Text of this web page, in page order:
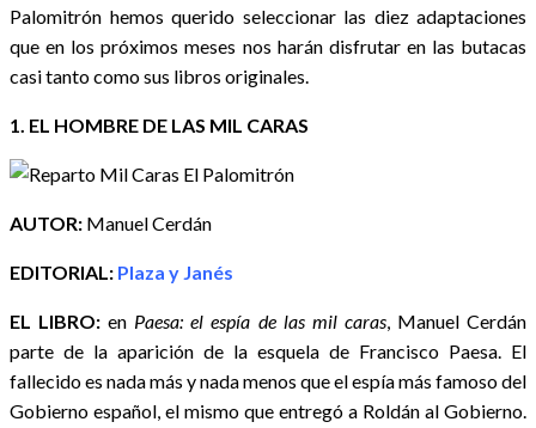
Palomitrón hemos querido seleccionar las diez adaptaciones
que en los próximos meses nos harán disfrutar en las butacas
casi tanto como sus libros originales.
1. EL HOMBRE DE LAS MIL CARAS
AUTOR: Manuel Cerdán
EDITORIAL: Plaza y Janés
EL LIBRO: en Paesa: el espía de las mil caras, Manuel Cerdán
parte de la aparición de la esquela de Francisco Paesa. El
fallecido es nada más y nada menos que el espía más famoso del
Gobierno español, el mismo que entregó a Roldán al Gobierno.